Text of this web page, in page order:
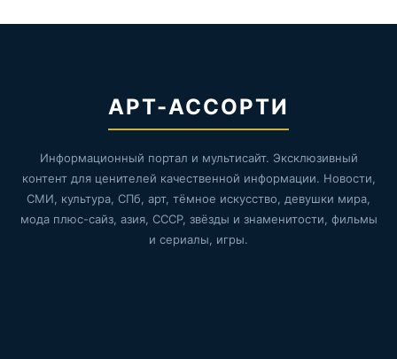
АРТ-АССОРТИ
Информационный портал и мультисайт. Эксклюзивный
контент для ценителей качественной информации. Новости,
СМИ, культура, СПб, арт, тёмное искусство, девушки мира,
мода плюс-сайз, азия, СССР, звёзды и знаменитости, фильмы
и сериалы, игры.